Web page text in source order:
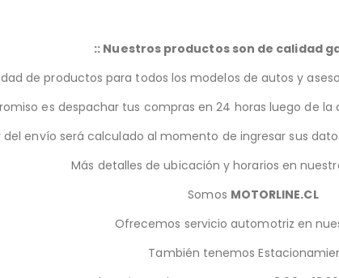
:: Nuestros productos son de calidad
de productos para todos los modelos de autos y
es despachar tus compras en 24 horas luego de
del envío será calculado al momento de ingresar sus
Más detalles de ubicación y horarios en
Somos MOTORLINE.CL
Ofrecemos servicio automotriz en
También tenemos